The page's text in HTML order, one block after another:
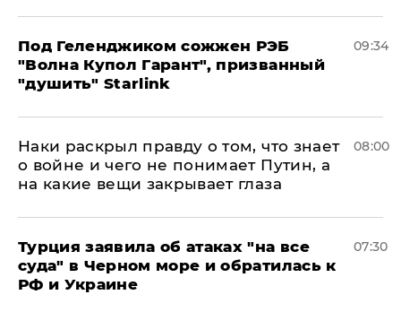
Под Геленджиком сожжен РЭБ
"Волна Купол Гарант", призванный
"душить" Starlink
09:34
Наки раскрыл правду о том, что знает
о войне и чего не понимает Путин, а
на какие вещи закрывает глаза
08:00
Турция заявила об атаках "на все
суда" в Черном море и обратилась к
РФ и Украине
07:30